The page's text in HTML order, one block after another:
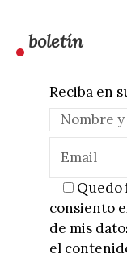
boletín
Reciba en
Quedo
consiento
de mis
el